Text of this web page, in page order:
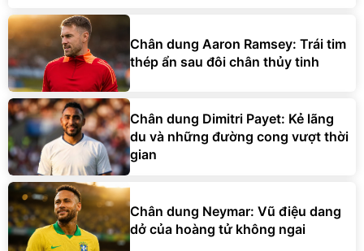
Chân dung Aaron Ramsey: Trái tim
thép ẩn sau đôi chân thủy tinh
Chân dung Dimitri Payet: Kẻ lãng
du và những đường cong vượt thời
gian
Chân dung Neymar: Vũ điệu dang
dở của hoàng tử không ngai